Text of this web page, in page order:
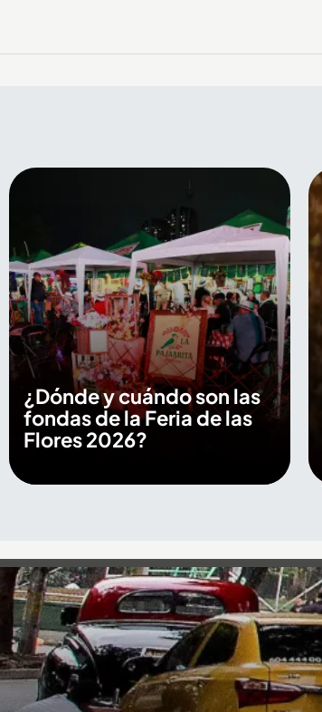
¿Dónde y cuándo son las
fondas de la Feria de las
Flores 2026?